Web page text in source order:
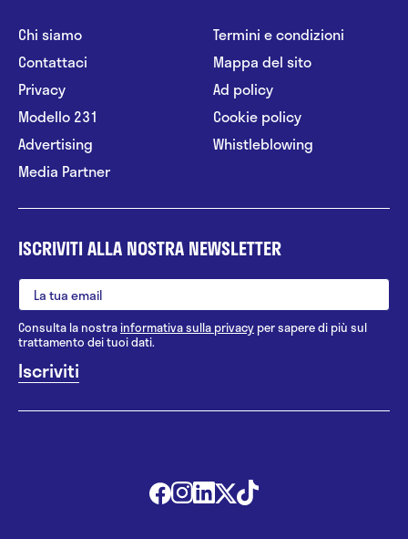
Chi siamo
Contattaci
Privacy
Modello 231
Advertising
Media Partner
Termini e condizioni
Mappa del sito
Ad policy
Cookie policy
Whistleblowing
ISCRIVITI ALLA NOSTRA NEWSLETTER
Consulta la nostrainformativa sulla privacy per sapere di più sul
trattamento dei tuoi dati.